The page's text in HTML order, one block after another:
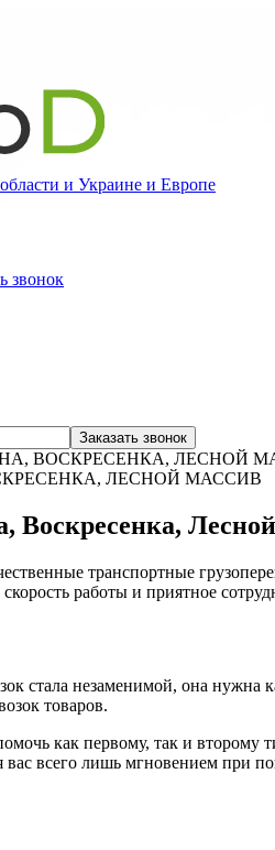
и Украине и Европе
звонок
ВОСКРЕСЕНКА, ЛЕСНОЙ
ЛЕСНОЙ МАССИВ
Воскресенка,
транспортные
работы и приятное
стала незаменимой, она
товаров.
как первому, так и второму
вас всего лишь мгновением при